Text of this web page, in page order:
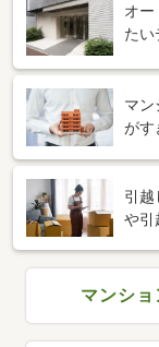
オー
たい
マン
がす
引越
や引
マンシ